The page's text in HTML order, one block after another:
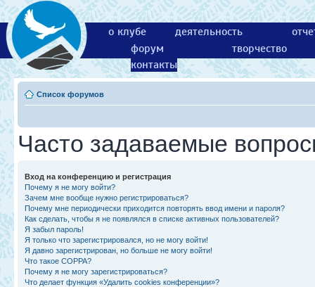
о клубе деятельность
форум
творчество
контакты
Список форумов
Часто задаваемые
Вход на конференцию и регистрация
Почему я не могу войти?
Зачем мне вообще нужно регистрироваться?
Почему мне периодически приходится повторять ввод имени и пароля?
Как сделать, чтобы я не появлялся в списке активных пользователей?
Я забыл пароль!
Я только что зарегистрировался, но не могу войти!
Я давно зарегистрирован, но больше не могу войти!
Что такое COPPA?
Почему я не могу зарегистрироваться?
Что делает функция «Удалить cookies конференции»?